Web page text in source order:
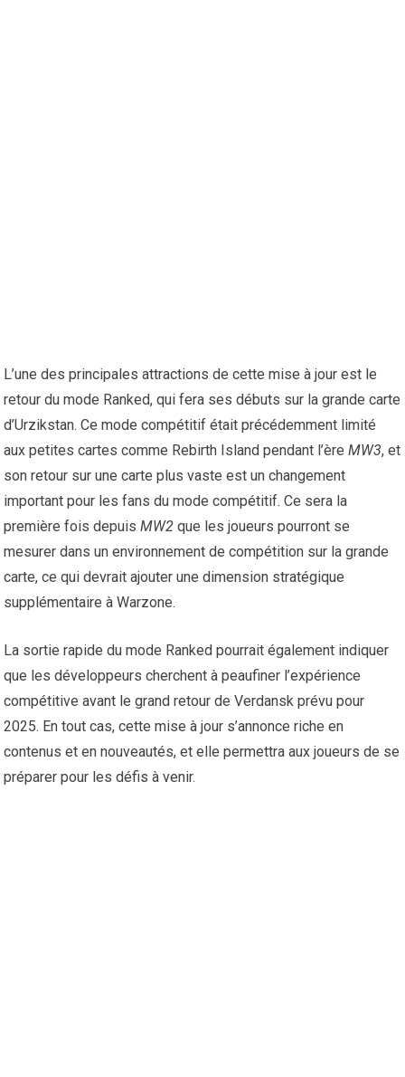
L’une des principales attractions de cette mise à jour est le
retour du mode Ranked, qui fera ses débuts sur la grande carte
d’Urzikstan. Ce mode compétitif était précédemment limité
aux petites cartes comme Rebirth Island pendant l’èreMW3, et
son retour sur une carte plus vaste est un changement
important pour les fans du mode compétitif. Ce sera la
première fois depuisMW2 que les joueurs pourront se
mesurer dans un environnement de compétition sur la grande
carte, ce qui devrait ajouter une dimension stratégique
supplémentaire à Warzone.
La sortie rapide du mode Ranked pourrait également indiquer
que les développeurs cherchent à peaufiner l’expérience
compétitive avant le grand retour de Verdansk prévu pour
2025. En tout cas, cette mise à jour s’annonce riche en
contenus et en nouveautés, et elle permettra aux joueurs de se
préparer pour les défis à venir.